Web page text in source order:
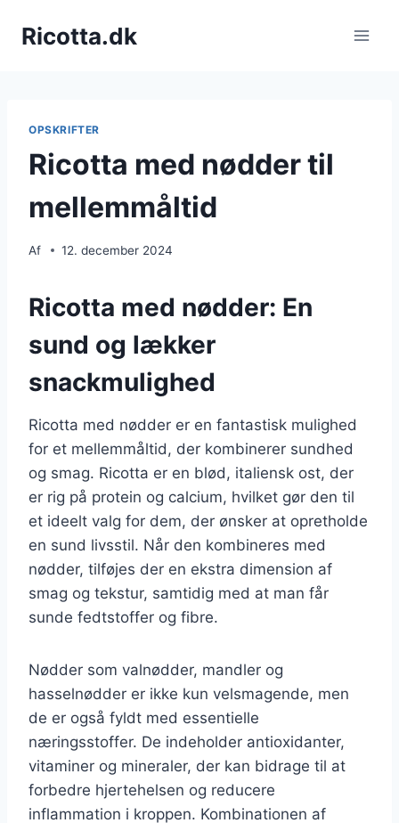
Ricotta.dk
OPSKRIFTER
Ricotta med nødder til
mellemmåltid
Af 12. december 2024
Ricotta med nødder: En
sund og lækker
snackmulighed
Ricotta med nødder er en fantastisk mulighed
for et mellemmåltid, der kombinerer sundhed
og smag. Ricotta er en blød, italiensk ost, der
er rig på protein og calcium, hvilket gør den til
et ideelt valg for dem, der ønsker at opretholde
en sund livsstil. Når den kombineres med
nødder, tilføjes der en ekstra dimension af
smag og tekstur, samtidig med at man får
sunde fedtstoffer og fibre.
Nødder som valnødder, mandler og
hasselnødder er ikke kun velsmagende, men
de er også fyldt med essentielle
næringsstoffer. De indeholder antioxidanter,
vitaminer og mineraler, der kan bidrage til at
forbedre hjertehelsen og reducere
inflammation i kroppen. Kombinationen af